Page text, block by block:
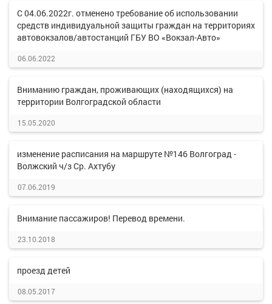
С 04.06.2022г. отменено требование об использовании
средств индивидуальной защиты граждан на территориях
автовокзалов/автостанций ГБУ ВО «Вокзал-Авто»
06.06.2022
Вниманию граждан, проживающих (находящихся) на
территории Волгоградской области
15.05.2020
изменение расписания на маршруте №146 Волгоград -
Волжский ч/з Ср. Ахтубу
07.06.2019
Внимание пассажиров! Перевод времени.
23.10.2018
проезд детей
08.05.2017